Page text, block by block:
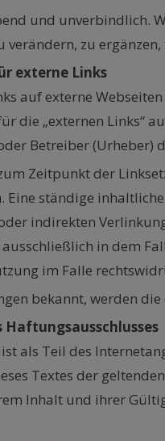
und unverbindlich.
verändern, zu
externe Links
auf externe
die „externen Links“
Betreiber (Urheber)
Zeitpunkt der
Eine ständige
indirekten
in dem
im Falle
bekannt, werden
als Teil des
Textes der
Inhalt und ihrer